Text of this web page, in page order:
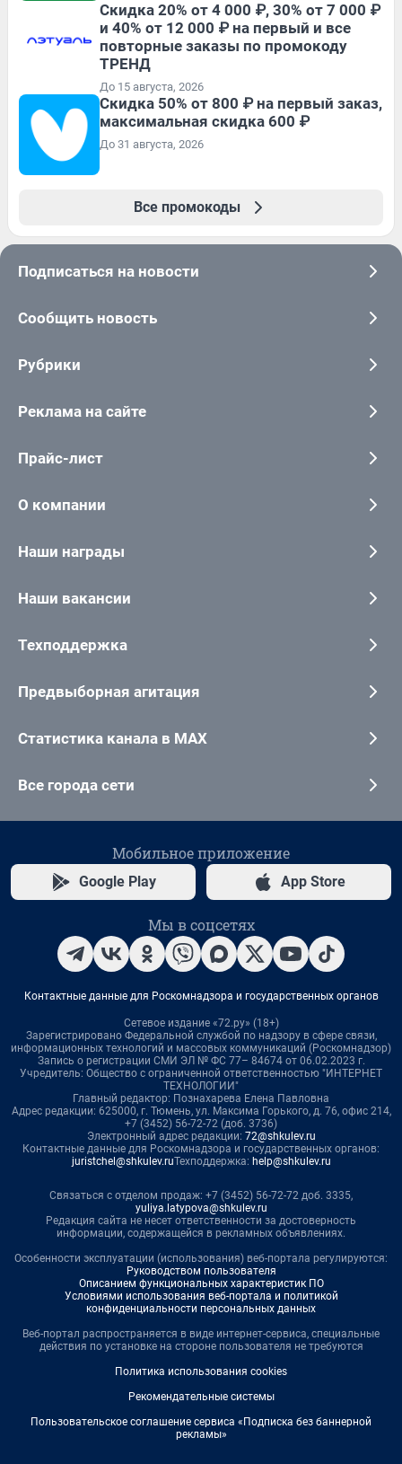
Скидка 20% от 4 000 ₽, 30% от 7 000 ₽
и 40% от 12 000 ₽ на первый и все
повторные заказы по промокоду
ТРЕНД
До 15 августа, 2026
Скидка 50% от 800 ₽ на первый заказ,
максимальная скидка 600 ₽
До 31 августа, 2026
Все промокоды
Подписаться на новости
Сообщить новость
Рубрики
Реклама на сайте
Прайс-лист
О компании
Наши награды
Наши вакансии
Техподдержка
Предвыборная агитация
Статистика канала в MAX
Все города сети
Мобильное приложение
Google Play App Store
Мы в соцсетях
Контактные данные для Роскомнадзора и государственных органов
Сетевое издание «72.ру» (18+)
Зарегистрировано Федеральной службой по надзору в сфере связи,
информационных технологий и массовых коммуникаций (Роскомнадзор)
Запись о регистрации СМИ ЭЛ № ФС 77– 84674 от 06.02.2023 г.
Учредитель: Общество с ограниченной ответственностью "ИНТЕРНЕТ
ТЕХНОЛОГИИ"
Главный редактор: Познахарева Елена Павловна
Адрес редакции: 625000, г. Тюмень, ул. Максима Горького, д. 76, офис 214,
+7 (3452) 56-72-72 (доб. 3736)
Электронный адрес редакции: 72@shkulev.ru
Контактные данные для Роскомнадзора и государственных органов:
juristchel@shkulev.ruТехподдержка: help@shkulev.ru
Связаться с отделом продаж: +7 (3452) 56-72-72 доб. 3335,
yuliya.latypova@shkulev.ru
Редакция сайта не несет ответственности за достоверность
информации, содержащейся в рекламных объявлениях.
Особенности эксплуатации (использования) веб-портала регулируются:
Руководством пользователя
Описанием функциональных характеристик ПО
Условиями использования веб-портала и политикой
конфиденциальности персональных данных
Веб-портал распространяется в виде интернет-сервиса, специальные
действия по установке на стороне пользователя не требуются
Политика использования cookies
Рекомендательные системы
Пользовательское соглашение сервиса «Подписка без баннерной
рекламы»